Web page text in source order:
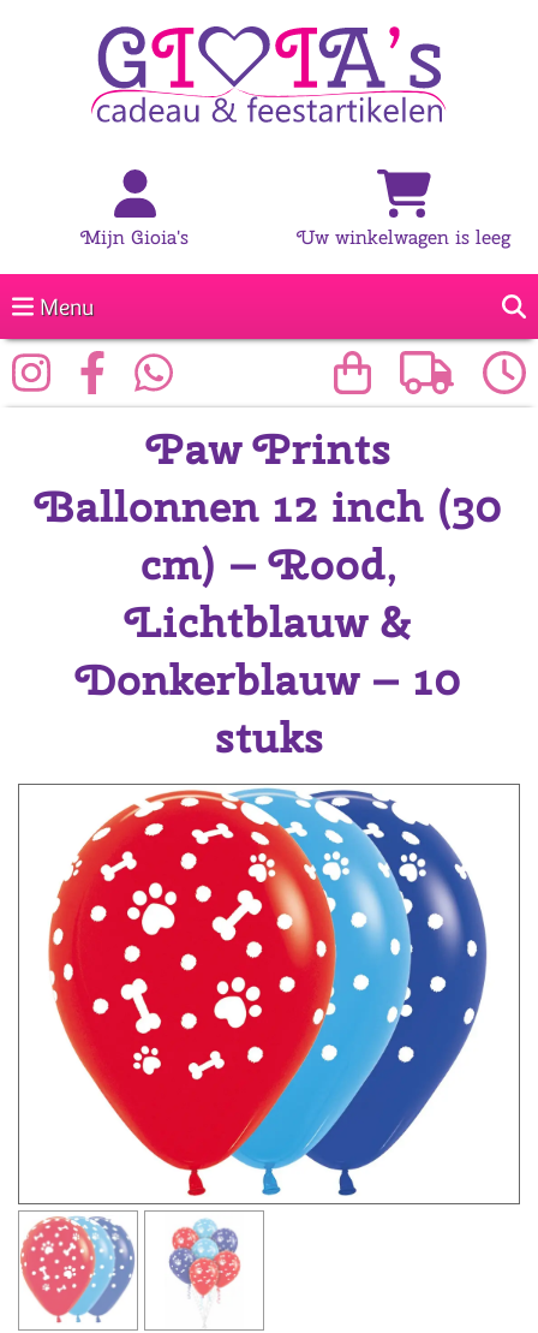
Mijn Gioia's Uw winkelwagen is leeg
Menu
Paw Prints
Ballonnen 12 inch (30
cm) – Rood,
Lichtblauw &
Donkerblauw – 10
stuks